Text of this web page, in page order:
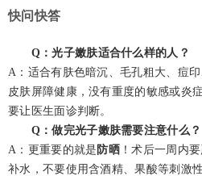
快问快答
Q：光子嫩肤适合什么样的人？
A：适合有肤色暗沉、毛孔粗大、痘
皮肤屏障健康，没有重度的敏感或炎
要让医生面诊判断。
Q：做完光子嫩肤需要注意什么？
A：更重要的就是防晒 ！术后一周内
补水，不要使用含酒精、果酸等刺激